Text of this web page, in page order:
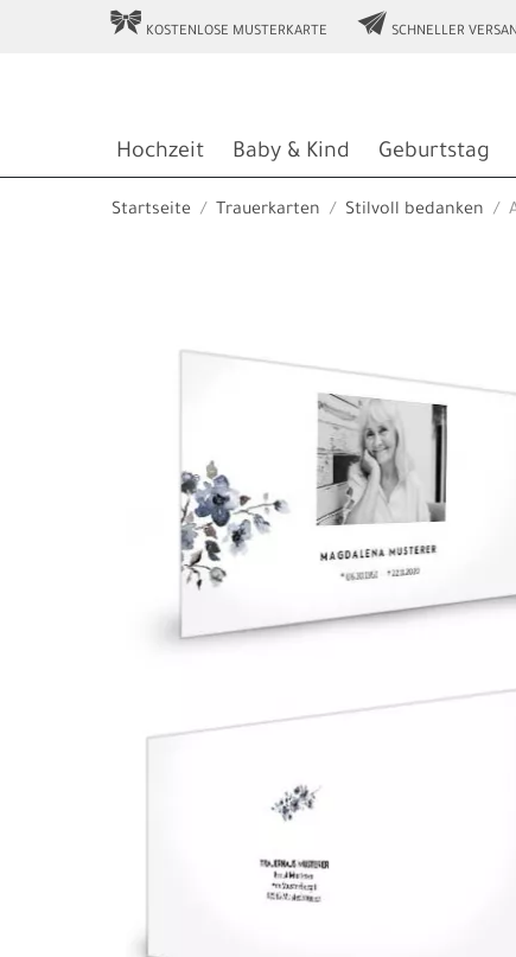
r KOSTENLOSE MUSTERKARTE e SCHNELLER
Hochzeit Baby & Kind Geburtstag
Startseite Trauerkarten Stilvoll bedanken